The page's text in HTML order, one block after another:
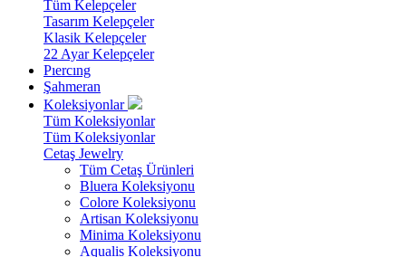
Tüm Kelepçeler
Tasarım Kelepçeler
Klasik Kelepçeler
22 Ayar Kelepçeler
Pıercıng
Şahmeran
Koleksiyonlar
Tüm Koleksiyonlar
Tüm Koleksiyonlar
Cetaş Jewelry
Tüm Cetaş Ürünleri
Bluera Koleksiyonu
Colore Koleksiyonu
Artisan Koleksiyonu
Minima Koleksiyonu
Aqualis Koleksiyonu